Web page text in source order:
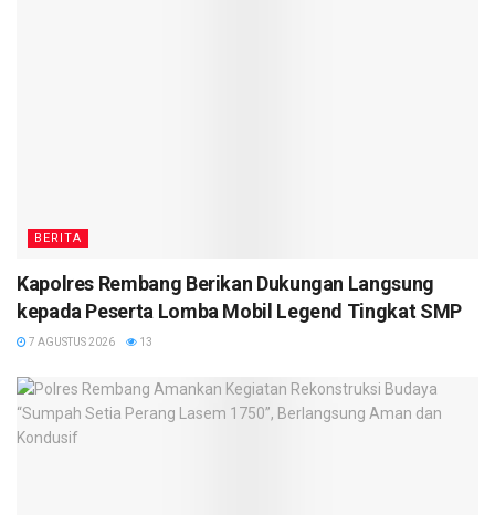
BERITA
Kapolres Rembang Berikan Dukungan Langsung
kepada Peserta Lomba Mobil Legend Tingkat SMP
7 AGUSTUS 2026 13